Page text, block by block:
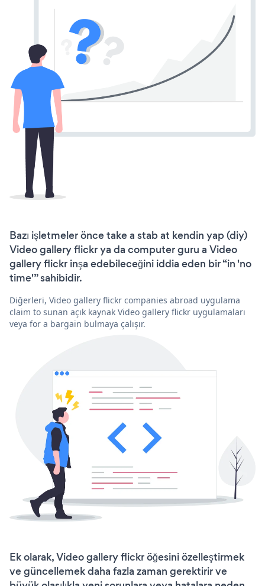
Bazı işletmeler önce take a stab at kendin yap (diy)
Video gallery flickr ya da computer guru a Video
gallery flickr inşa edebileceğini iddia eden bir “in 'no
time'” sahibidir.
Diğerleri, Video gallery flickr companies abroad uygulama
claim to sunan açık kaynak Video gallery flickr uygulamaları
veya for a bargain bulmaya çalışır.
Ek olarak, Video gallery flickr öğesini özelleştirmek
ve güncellemek daha fazla zaman gerektirir ve